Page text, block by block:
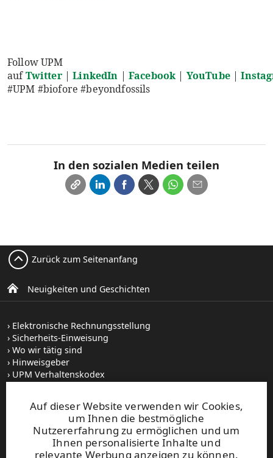
Follow UPM
aufTwitter|LinkedIn |Facebook| YouTube|
#UPM #biofore #beyondfossils
In den sozialen Medien teilen
Auf dieser Website verwenden wir Cookies,
um Ihnen die bestmögliche
Nutzererfahrung zu ermöglichen und um
Ihnen personalisierte Inhalte und
relevante Werbung anzeigen zu können.
Neuigkeiten und Geschichten
Zurück zum Seitenanfang
Elektronische Rechnungsstellung
Sicherheits-Einweisung
Wo wir tätig sind
Hinweisgeber
UPM Verhaltenskodex
Stellenangebote
Bilddatenbank
Abonnieren von Veröffentlichungen